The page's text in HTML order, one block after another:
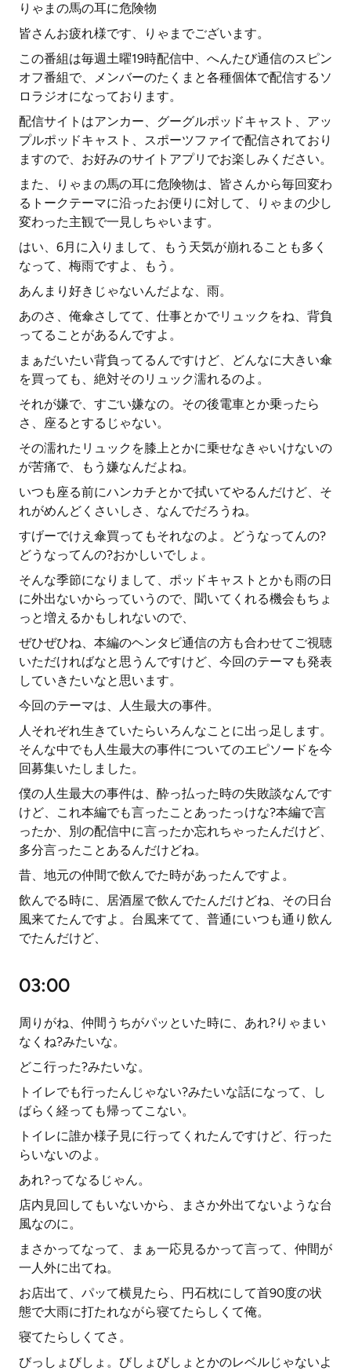
りゃまの馬の耳に危険物
皆さんお疲れ様です、りゃまでございます。
この番組は毎週土曜19時配信中、へんたび通信のスピン
オフ番組で、メンバーのたくまと各種個体で配信するソ
ロラジオになっております。
配信サイトはアンカー、グーグルポッドキャスト、アッ
プルポッドキャスト、スポーツファイで配信されており
ますので、お好みのサイトアプリでお楽しみください。
また、りゃまの馬の耳に危険物は、皆さんから毎回変わ
るトークテーマに沿ったお便りに対して、りゃまの少し
変わった主観で一見しちゃいます。
はい、6月に入りまして、もう天気が崩れることも多く
なって、梅雨ですよ、もう。
あんまり好きじゃないんだよな、雨。
あのさ、俺傘さしてて、仕事とかでリュックをね、背負
ってることがあるんですよ。
まぁだいたい背負ってるんですけど、どんなに大きい傘
を買っても、絶対そのリュック濡れるのよ。
それが嫌で、すごい嫌なの。その後電車とか乗ったら
さ、座るとするじゃない。
その濡れたリュックを膝上とかに乗せなきゃいけないの
が苦痛で、もう嫌なんだよね。
いつも座る前にハンカチとかで拭いてやるんだけど、そ
れがめんどくさいしさ、なんでだろうね。
すげーでけえ傘買ってもそれなのよ。どうなってんの?
どうなってんの?おかしいでしょ。
そんな季節になりまして、ポッドキャストとかも雨の日
に外出ないからっていうので、聞いてくれる機会もちょ
っと増えるかもしれないので、
ぜひぜひね、本編のヘンタビ通信の方も合わせてご視聴
いただければなと思うんですけど、今回のテーマも発表
していきたいなと思います。
今回のテーマは、人生最大の事件。
人それぞれ生きていたらいろんなことに出っ足します。
そんな中でも人生最大の事件についてのエピソードを今
回募集いたしました。
僕の人生最大の事件は、酔っ払った時の失敗談なんです
けど、これ本編でも言ったことあったっけな?本編で言
ったか、別の配信中に言ったか忘れちゃったんだけど、
多分言ったことあるんだけどね。
昔、地元の仲間で飲んでた時があったんですよ。
飲んでる時に、居酒屋で飲んでたんだけどね、その日台
風来てたんですよ。台風来てて、普通にいつも通り飲ん
でたんだけど、
03:00
周りがね、仲間うちがパッといた時に、あれ?りゃまい
なくね?みたいな。
どこ行った?みたいな。
トイレでも行ったんじゃない?みたいな話になって、し
ばらく経っても帰ってこない。
トイレに誰か様子見に行ってくれたんですけど、行った
らいないのよ。
あれ?ってなるじゃん。
店内見回してもいないから、まさか外出てないような台
風なのに。
まさかってなって、まぁ一応見るかって言って、仲間が
一人外に出てね。
お店出て、パッて横見たら、円石枕にして首90度の状
態で大雨に打たれながら寝てたらしくて俺。
寝てたらしくてさ。
びっしょびしょ。びしょびしょとかのレベルじゃないよ